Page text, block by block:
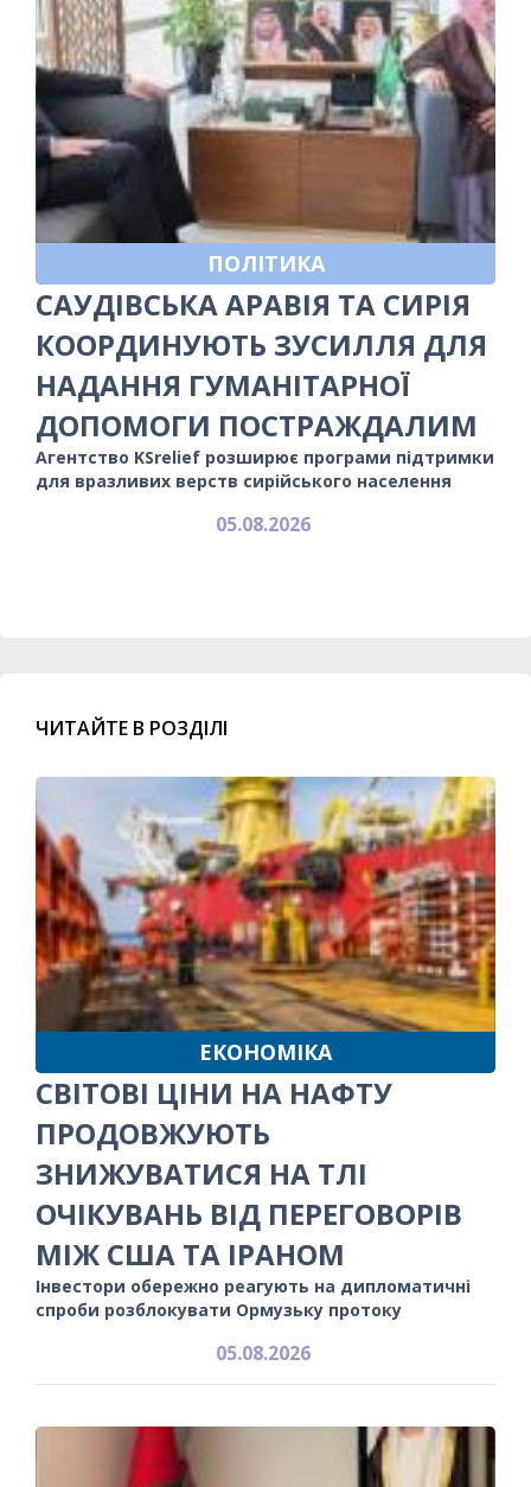
ПОЛІТИКА
САУДІВСЬКА АРАВІЯ ТА СИРІЯ
КООРДИНУЮТЬ ЗУСИЛЛЯ ДЛЯ
НАДАННЯ ГУМАНІТАРНОЇ
ДОПОМОГИ ПОСТРАЖДАЛИМ
Агентство KSrelief розширює програми підтримки
для вразливих верств сирійського населення
05.08.2026
ЧИТАЙТЕ В РОЗДІЛІ
ЕКОНОМІКА
СВІТОВІ ЦІНИ НА НАФТУ
ПРОДОВЖУЮТЬ
ЗНИЖУВАТИСЯ НА ТЛІ
ОЧІКУВАНЬ ВІД ПЕРЕГОВОРІВ
МІЖ США ТА ІРАНОМ
Інвестори обережно реагують на дипломатичні
спроби розблокувати Ормузьку протоку
05.08.2026